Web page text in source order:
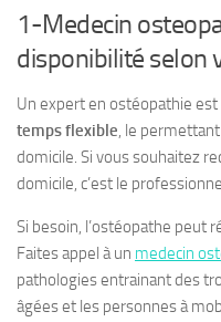
1-Medecin
disponibilité selon
Un expert en ostéopathie
temps flexible, le
domicile. Si vous souhaitez
domicile, c’est le
Si besoin, l’ostéopathe peut
Faites appel à un medecin
pathologies entrainant des
âgées et les personnes à